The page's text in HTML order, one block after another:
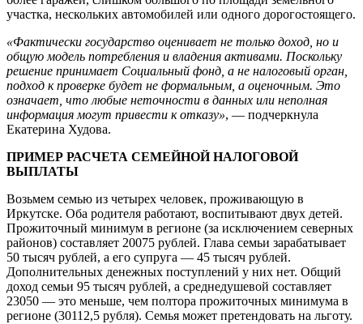
участка, нескольких автомобилей или одного дорогостоящего.
«Фактически государство оценивает не только доход, но и
общую модель потребления и владения активами. Поскольку
решение принимает Социальный фонд, а не налоговый орган,
подход к проверке будет не формальным, а оценочным. Это
означает, что любые неточности в данных или неполная
информация могут привести к отказу», — подчеркнула
Екатерина Худова.
ПРИМЕР РАСЧЕТА СЕМЕЙНОЙ НАЛОГОВОЙ
ВЫПЛАТЫ
Возьмем семью из четырех человек, проживающую в
Иркутске. Оба родителя работают, воспитывают двух детей.
Прожиточный минимум в регионе (за исключением северных
районов) составляет 20075 рублей. Глава семьи зарабатывает
50 тысяч рублей, а его супруга — 45 тысяч рублей.
Дополнительных денежных поступлений у них нет. Общий
доход семьи 95 тысяч рублей, а среднедушевой составляет
23050 — это меньше, чем полтора прожиточных минимума в
регионе (30112,5 рубля). Семья может претендовать на льготу.